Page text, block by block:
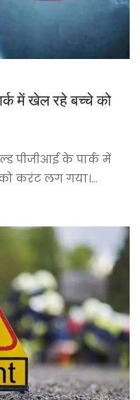
में खेल रहे बच्चे को
पीजीआई के पार्क में
करंट लग गया।…